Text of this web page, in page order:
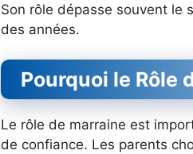
Son rôle dépasse souvent le
des années.
Pourquoi le Rôle
Le rôle de marraine est
de confiance. Les parents